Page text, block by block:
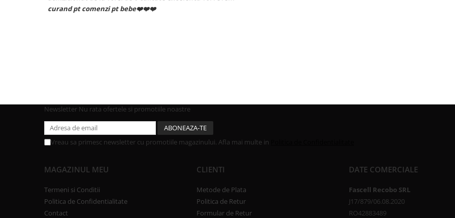
Newsletter Nu rata ofertele si promotiile noastre
Vreau sa primesc newsletter cu promotiile magazinului. Afla mai multe in
MAGAZINUL MEU
Termeni si Conditii
Politica de Confidentialitate
Contact
CLIENTI
Metode de Plata
Politica de Retur
Formular de Retur
DATE COMERCIALE
Fascell Recobo SRL
J17/879/06.08.2020
RO42883489